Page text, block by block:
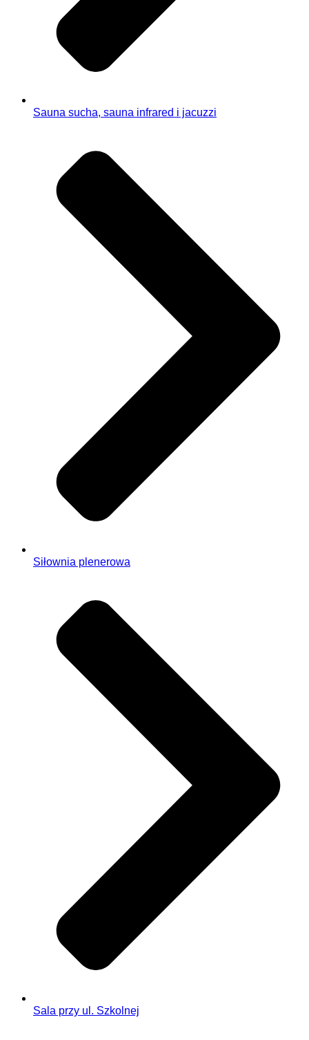
Sauna sucha, sauna infrared i jacuzzi
Siłownia plenerowa
Sala przy ul. Szkolnej